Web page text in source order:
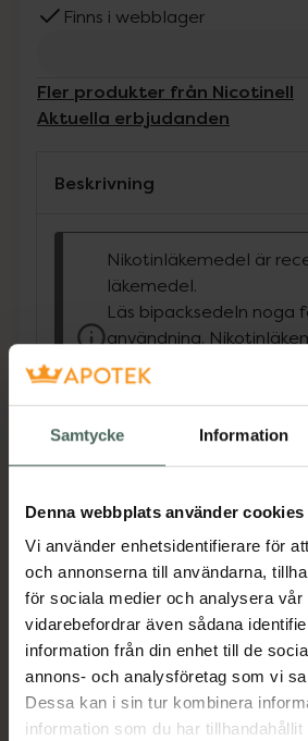
Samtycke Information
Denna webbplats använder cookies
Vi använder enhetsidentifierare för
och annonserna till användarna,
för sociala medier och analysera vår
vidarebefordrar även sådana
information från din enhet till de
annons- och analysföretag som vi
Dessa kan i sin tur kombinera
information som du har
Finns i webblager
Fler produkter från Nicotinell
Aktuella erbjudanden
Beskrivning
Nikotinläkemedel är
läkemedel.
Läs bipacksedeln noga
användning.
får inte säljas till
18 år eller om det finns
abstinensbesvär: rökbegär,
irritation, oro, rastlöshet •
pepparmintsmak • Det enda
nikotintuggummit med
tropisk fruktsmak • God
Spearmintsmak• Största
tuggummismaker • Innehåller
nikotin • Kan kombineras med
depoplåster (endast Nicotinell